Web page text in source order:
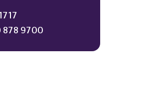
878 9700